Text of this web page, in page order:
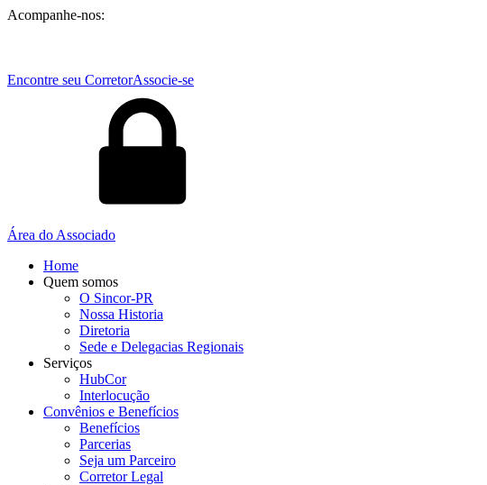
Acompanhe-nos:
Encontre seu CorretorAssocie-se
Área do Associado
Home
Quem somos
O Sincor-PR
Nossa Historia
Diretoria
Sede e Delegacias Regionais
Serviços
HubCor
Interlocução
Convênios e Benefícios
Benefícios
Parcerias
Seja um Parceiro
Corretor Legal